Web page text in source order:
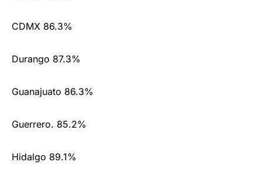
CDMX 86.3%
Durango 87.3%
Guanajuato 86.3%
Guerrero. 85.2%
Hidalgo 89.1%